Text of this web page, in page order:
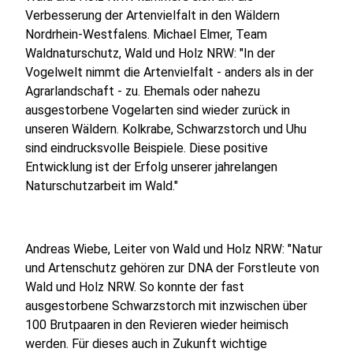
Verbesserung der Artenvielfalt in den Wäldern
Nordrhein-Westfalens. Michael Elmer, Team
Waldnaturschutz, Wald und Holz NRW: "In der
Vogelwelt nimmt die Artenvielfalt - anders als in der
Agrarlandschaft - zu. Ehemals oder nahezu
ausgestorbene Vogelarten sind wieder zurück in
unseren Wäldern. Kolkrabe, Schwarzstorch und Uhu
sind eindrucksvolle Beispiele. Diese positive
Entwicklung ist der Erfolg unserer jahrelangen
Naturschutzarbeit im Wald."
Andreas Wiebe, Leiter von Wald und Holz NRW: "Natur
und Artenschutz gehören zur DNA der Forstleute von
Wald und Holz NRW. So konnte der fast
ausgestorbene Schwarzstorch mit inzwischen über
100 Brutpaaren in den Revieren wieder heimisch
werden. Für dieses auch in Zukunft wichtige